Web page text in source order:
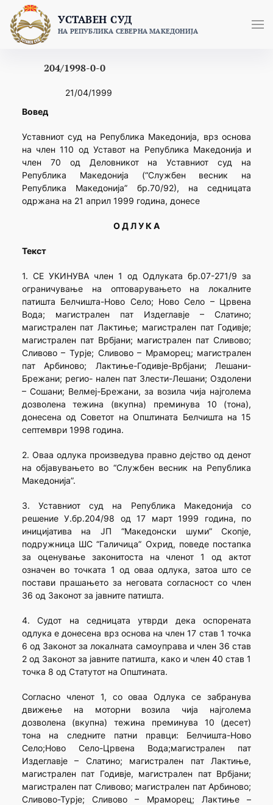
content
УСТАВЕН СУД
НА РЕПУБЛИКА СЕВЕРНА МАКЕДОНИЈА
204/1998-0-0
21/04/1999
Вовед
Уставниот суд на Република Македонија, врз основа
на член 110 од Уставот на Република Македонија и
член 70 од Деловникот на Уставниот суд на
Република Македонија (“Службен весник на
Република Македонија” бр.70/92), на седницата
одржана на 21 април 1999 година, донесе
О Д Л У К А
Текст
1. СЕ УКИНУВА член 1 од Одлуката бр.07-271/9 за
ограничување на оптоварувањето на локалните
патишта Белчишта-Ново Село; Ново Село – Црвена
Вода; магистрален пат Издеглавје – Слатино;
магистрален пат Лактиње; магистрален пат Годивје;
магистрален пат Врбјани; магистрален пат Сливово;
Сливово – Турје; Сливово – Мраморец; магистрален
пат Арбиново; Лактиње-Годивје-Врбјани; Лешани-
Брежани; регио- нален пат Злести-Лешани; Оздолени
– Сошани; Велмеј-Брежани, за возила чија најголема
дозволена тежина (вкупна) преминува 10 (тона),
донесена од Советот на Општината Белчишта на 15
септември 1998 година.
2. Оваа одлука произведува правно дејство од денот
на објавувањето во “Службен весник на Република
Македонија”.
3. Уставниот суд на Република Македонија со
решение У.бр.204/98 од 17 март 1999 година, по
иницијатива на ЈП “Македонски шуми” Скопје,
подружница ШС “Галичица” Охрид, поведе постапка
за оценување законитоста на членот 1 од актот
означен во точката 1 од оваа одлука, затоа што се
постави прашањето за неговата согласност со член
36 од Законот за јавните патишта.
4. Судот на седницата утврди дека оспорената
одлука е донесена врз основа на член 17 став 1 точка
6 од Законот за локалната самоуправа и член 36 став
2 од Законот за јавните патишта, како и член 40 став 1
точка 8 од Статутот на Општината.
Согласно членот 1, со оваа Одлука се забранува
движење на моторни возила чија најголема
дозволена (вкупна) тежина преминува 10 (десет)
тона на следните патни правци: Белчишта-Ново
Село;Ново Село-Црвена Вода;магистрален пат
Издеглавје – Слатино; магистрален пат Лактиње,
магистрален пат Годивје, магистрален пат Врбјани;
магистрален пат Сливово; магистрален пат Арбиново;
Сливово-Турје; Сливово – Мраморец; Лактиње –